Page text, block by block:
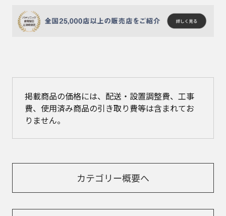
掲載商品の価格には、配送・設置調整費、工事
費、使用済み商品の引き取り費等は含まれてお
りません。
カテゴリー概要へ